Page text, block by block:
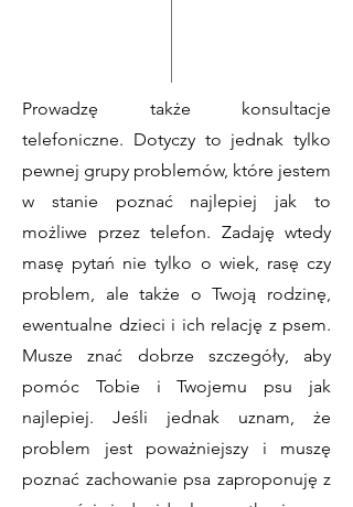
Prowadzę także konsultacje
telefoniczne. Dotyczy to jednak tylko
pewnej grupy problemów, które jestem
w stanie poznać najlepiej jak to
możliwe przez telefon. Zadaję wtedy
masę pytań nie tylko o wiek, rasę czy
problem, ale także o Twoją rodzinę,
ewentualne dzieci i ich relację z psem.
Musze znać dobrze szczegóły, aby
pomóc Tobie i Twojemu psu jak
najlepiej. Jeśli jednak uznam, że
problem jest poważniejszy i muszę
poznać zachowanie psa zaproponuję z